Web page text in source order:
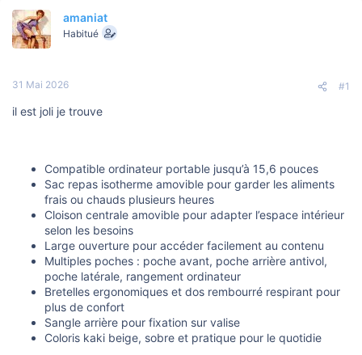
d
e
l
a
s
u
é
b
amaniat
Habitué
31 Mai 2026 #1
il est joli je trouve
Compatible ordinateur portable jusqu’à 15,6 pouces
Sac repas isotherme amovible pour garder les aliments
frais ou chauds plusieurs heures
Cloison centrale amovible pour adapter l’espace intérieur
selon les besoins
Large ouverture pour accéder facilement au contenu
Multiples poches : poche avant, poche arrière antivol,
poche latérale, rangement ordinateur
Bretelles ergonomiques et dos rembourré respirant pour
plus de confort
Sangle arrière pour fixation sur valise
Coloris kaki beige, sobre et pratique pour le quotidie